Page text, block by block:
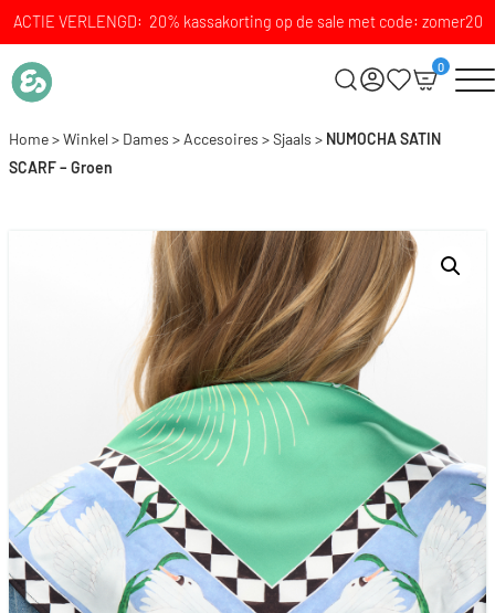
ACTIE VERLENGD: 20% kassakorting op de sale met code: zomer20
0
Home>Winkel> Dames > Accesoires >Sjaals > NUMOCHA SATIN
SCARF – Groen